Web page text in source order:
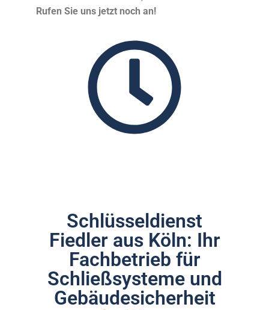
Rufen Sie uns jetzt noch an!
Schlüsseldienst
Fiedler aus Köln: Ihr
Fachbetrieb für
Schließsysteme und
Gebäudesicherheit